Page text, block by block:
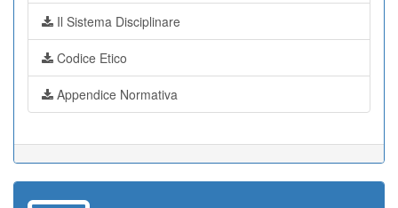
Il Sistema Disciplinare
Codice Etico
Appendice Normativa